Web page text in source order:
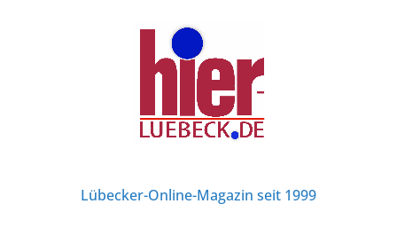
Lübecker-Online-Magazin seit 1999